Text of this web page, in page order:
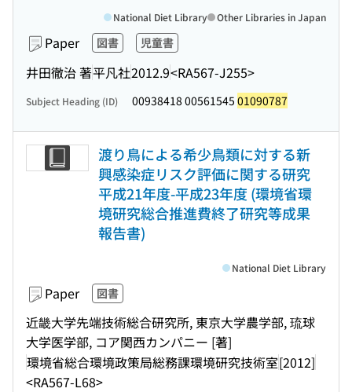
Paper 図書 児童書
井田徹治 著平凡社2012.9<RA567-J255>
National Diet Library Other Libraries in Japan
Subject Heading (ID) 00938418 00561545 01090787
渡り鳥による希少鳥類に対する新
興感染症リスク評価に関する研究
平成21年度-平成23年度 (環境省環
境研究総合推進費終了研究等成果
報告書)
Paper 図書
近畿大学先端技術総合研究所, 東京大学農学部, 琉球
大学医学部, コア関西カンパニー [著]
環境省総合環境政策局総務課環境研究技術室[2012]
<RA567-L68>
National Diet Library